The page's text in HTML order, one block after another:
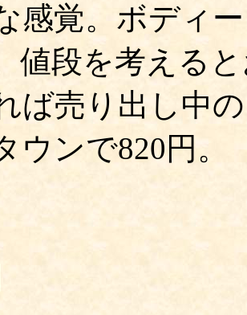
感覚。ボディ
値段を考える
ば売り出し中
ウンで820円。